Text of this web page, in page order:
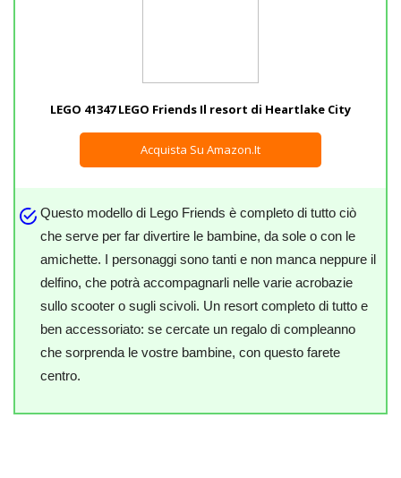
LEGO 41347 LEGO Friends Il resort di Heartlake City
Acquista Su Amazon.it
Questo modello di Lego Friends è completo di tutto ciò
che serve per far divertire le bambine, da sole o con le
amichette. I personaggi sono tanti e non manca neppure il
delfino, che potrà accompagnarli nelle varie acrobazie
sullo scooter o sugli scivoli. Un resort completo di tutto e
ben accessoriato: se cercate un regalo di compleanno
che sorprenda le vostre bambine, con questo farete
centro.